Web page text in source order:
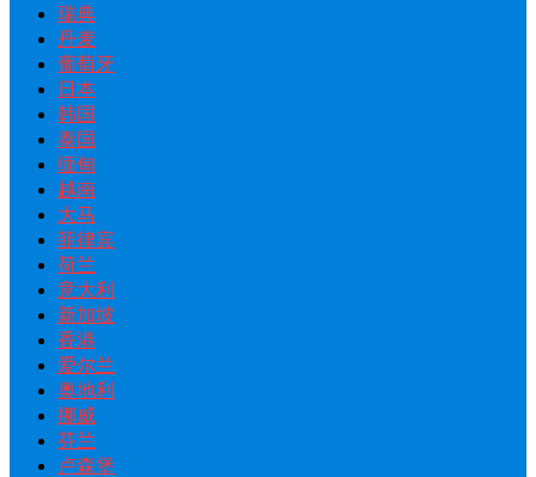
瑞典
丹麦
葡萄牙
日本
韩国
泰国
缅甸
越南
大马
菲律宾
荷兰
意大利
新加坡
香港
爱尔兰
奥地利
挪威
芬兰
卢森堡